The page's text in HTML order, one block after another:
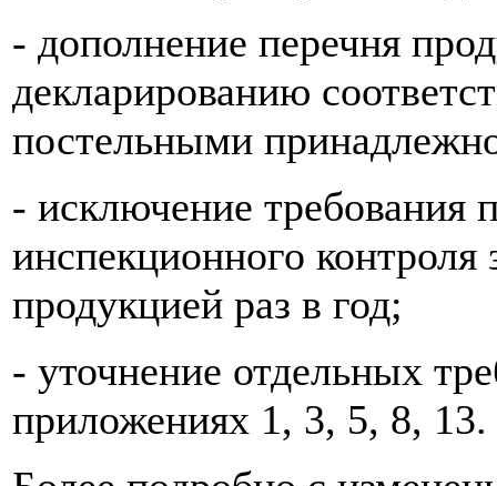
- дополнение перечня
декларированию
постельными
- исключение требования
инспекционного
продукцией раз в год;
- уточнение отдельных
приложениях 1, 3, 5, 8, 13.